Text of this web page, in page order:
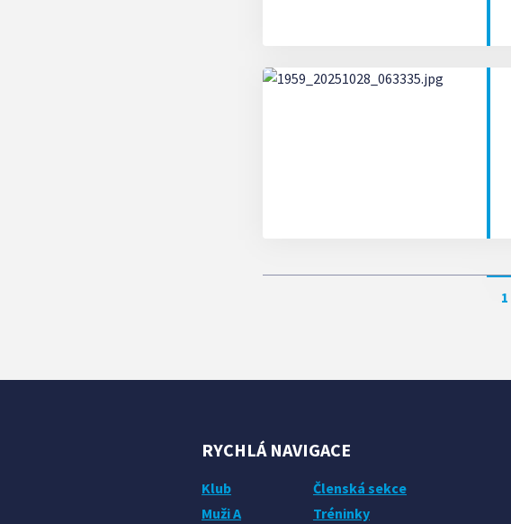
1
RYCHLÁ NAVIGACE
Klub
Muži A
Členská sekce
Tréninky